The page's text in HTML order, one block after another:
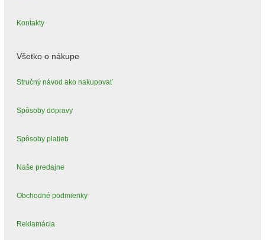
Kontakty
Všetko o nákupe
Stručný návod ako nakupovať
Spôsoby dopravy
Spôsoby platieb
Naše predajne
Obchodné podmienky
Reklamácia